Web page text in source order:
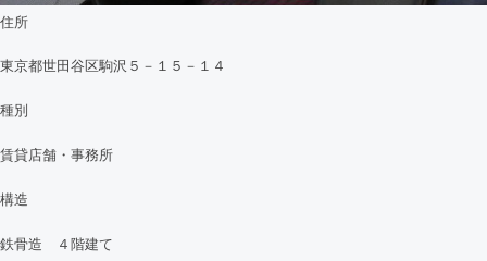
住所
東京都世田谷区駒沢５－１５－１４
種別
賃貸店舗・事務所
構造
鉄骨造 ４階建て